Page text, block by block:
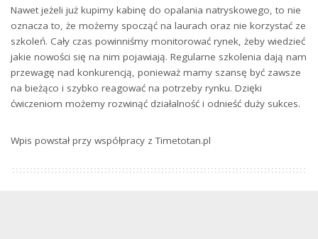
Nawet jeżeli już kupimy kabinę do opalania natryskowego, to nie
oznacza to, że możemy spocząć na laurach oraz nie korzystać ze
szkoleń. Cały czas powinniśmy monitorować rynek, żeby wiedzieć
jakie nowości się na nim pojawiają. Regularne szkolenia dają nam
przewagę nad konkurencją, ponieważ mamy szansę być zawsze
na bieżąco i szybko reagować na potrzeby rynku. Dzięki
ćwiczeniom możemy rozwinąć działalność i odnieść duży sukces.
Wpis powstał przy współpracy z Timetotan.pl